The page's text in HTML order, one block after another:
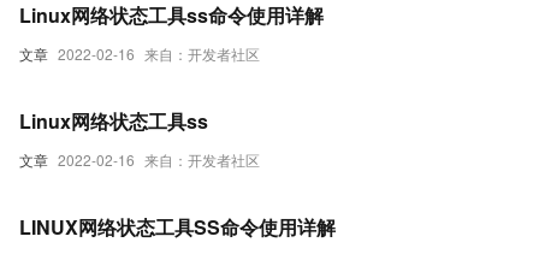
文章 2022-02-16 来自：开发者社区
Linux网络状态工具ss命令使用详解
文章 2022-02-16 来自：开发者社区
Linux网络状态工具ss
LINUX网络状态工具SS命令使用详解